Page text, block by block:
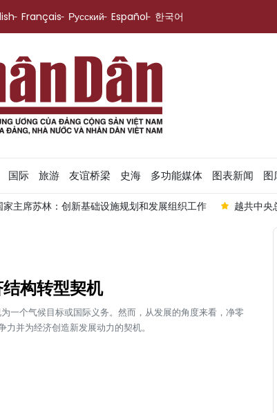
Français Русский Español 한국어
国际 旅游 友谊桥梁 史海 多功能媒体 图表新闻 图
础设施规划和发展组织工作 越共中央总书记、国家主席
构转型契机
一个气候目标或国际义务。然而，从发展的角度来看，净零
并为经济创造新发展动力的契机。